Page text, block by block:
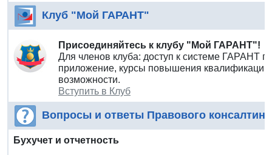
Клуб "Мой ГАРАНТ"
Присоединяйтесь к клубу "Мой ГАРАНТ"!
Для членов клуба: доступ к системе ГАРАНТ
приложение, курсы повышения квалификации
возможности.
Вступить в Клуб
Вопросы и ответы Правового
Бухучет и отчетность